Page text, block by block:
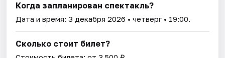
Когда запланирован спектакль?
Дата и время:3 декабря 2026 • четверг • 19:00.
Сколько стоит билет?